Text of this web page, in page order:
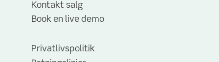
Kontakt salg
Book en live demo
Privatlivspolitik